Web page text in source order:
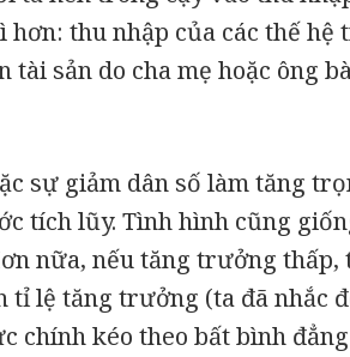
thu nhập của các thế hệ
tài sản do cha mẹ hoặc ông
sự giảm dân số làm tăng
tích lũy. Tình hình cũng
nữa, nếu tăng trưởng
tỉ lệ tăng trưởng (ta đã nhắc
chính kéo theo bất bình